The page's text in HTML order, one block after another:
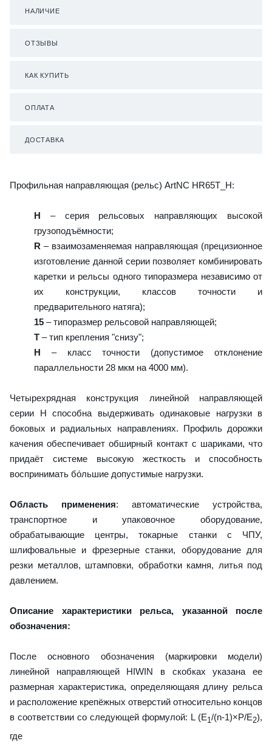
НАЛИЧИЕ
ОТЗЫВЫ
КАК КУПИТЬ
ОПЛАТА
ДОСТАВКА
Профильная направляющая (рельс) ArtNC HR65T_H:
H – серия рельсовых направляющих высокой
грузоподъёмности;
R – взаимозаменяемая направляющая (прецизионное
изготовление данной серии позволяет комбинировать
каретки и рельсы одного типоразмера независимо от
их конструкции, классов точности и
предварительного натяга);
15 – типоразмер рельсовой направляющей;
T – тип крепления "снизу";
H – класс точности (допустимое отклонение
параллельности 28 мкм на 4000 мм).
Четырехрядная конструкция линейной направляющей
серии H способна выдерживать одинаковые нагрузки в
боковых и радиальных направлениях. Профиль дорожки
качения обеспечивает обширный контакт с шариками, что
придаёт системе высокую жесткость и способность
воспринимать бóльшие допустимые нагрузки.
Область применения: автоматические устройства,
транспортное и упаковочное оборудование,
обрабатывающие центры, токарные станки с ЧПУ,
шлифовальные и фрезерные станки, оборудование для
резки металлов, штамповки, обработки камня, литья под
давлением.
Описание характеристики рельса, указанной после
обозначения:
После основного обозначения (маркировки модели)
линейной направляющей HIWIN в скобках указана ее
размерная характеристика, определяющаяя длину рельса
и расположение крепёжных отверстий относительно концов
в соответствии со следующей формулой: L (E1/(n-1)×P/E2),
где